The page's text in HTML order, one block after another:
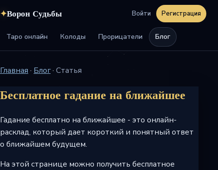
✦Ворон Судьбы
Таро онлайн Колоды Прорицатели Блог
Войти Регистрация
Главная · Блог· Статья
Бесплатное гадание на ближайшее
Гадание бесплатно на ближайшее - это онлайн-
расклад, который дает короткий и понятный ответ
о ближайшем будущем.
На этой странице можно получить бесплатное